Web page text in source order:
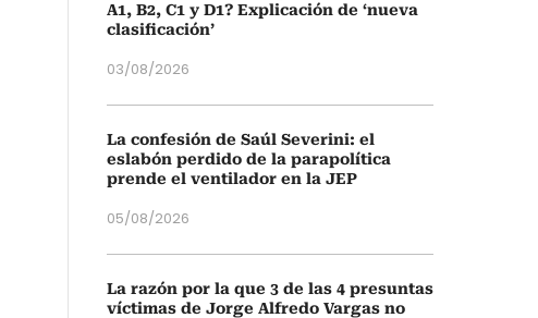
A1, B2, C1 y D1? Explicación de ‘nueva
clasificación’
03/08/2026
La confesión de Saúl Severini: el
eslabón perdido de la parapolítica
prende el ventilador en la JEP
05/08/2026
La razón por la que 3 de las 4 presuntas
víctimas de Jorge Alfredo Vargas no